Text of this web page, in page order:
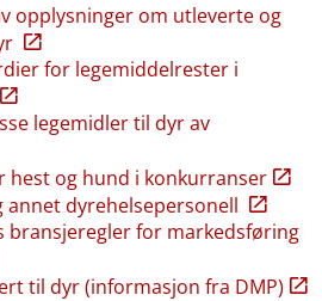
opplysninger om utleverte og
for legemiddelrester i
legemidler til dyr av
hest og hund i konkurranser
dyrehelsepersonell
bransjeregler for markedsføring
til dyr (informasjon fra DMP)